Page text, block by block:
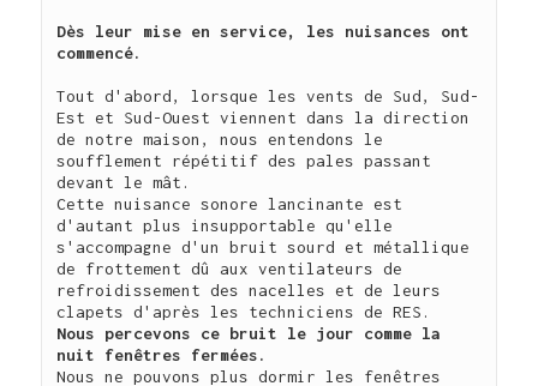
Dès leur mise en service, les nuisances ont
commencé.
Tout d'abord, lorsque les vents de Sud, Sud-
Est et Sud-Ouest viennent dans la direction
de notre maison, nous entendons le
soufflement répétitif des pales passant
devant le mât.
Cette nuisance sonore lancinante est
d'autant plus insupportable qu'elle
s'accompagne d'un bruit sourd et métallique
de frottement dû aux ventilateurs de
refroidissement des nacelles et de leurs
Nous percevons ce bruit le jour comme la
nuit fenêtres fermées.
Nous ne pouvons plus dormir les fenêtres